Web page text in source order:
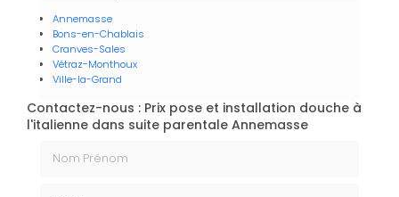
Annemasse
Bons-en-Chablais
Cranves-Sales
Vétraz-Monthoux
Ville-la-Grand
Contactez-nous : Prix pose et installation douche à
l'italienne dans suite parentale Annemasse